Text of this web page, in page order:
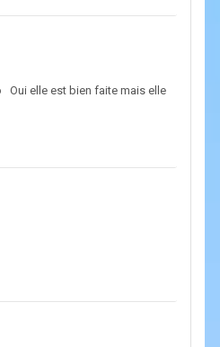
Oui elle est bien faite mais elle